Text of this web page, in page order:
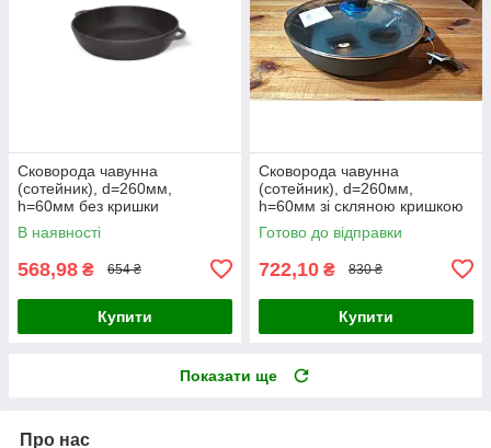
Сковорода чавунна
(сотейник), d=260мм,
h=60мм без кришки
В наявності
568,98 ₴ 654 ₴
Купити
Сковорода чавунна
(сотейник), d=260мм,
h=60мм зі скляною кришкою
Готово до відправки
722,10 ₴ 830 ₴
Купити
Показати ще
Про нас